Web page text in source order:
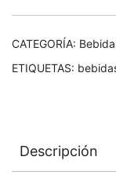
CATEGORÍA:
ETIQUETAS:
Descripción